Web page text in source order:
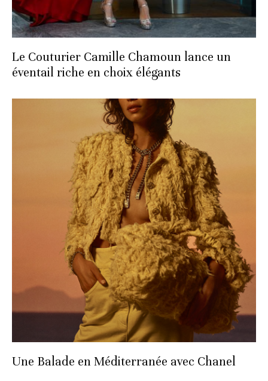
Le Couturier Camille Chamoun lance un
éventail riche en choix élégants
Une Balade en Méditerranée avec Chanel